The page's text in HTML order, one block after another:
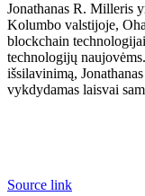
Jonathanas R. Milleris
Kolumbo valstijoje,
blockchain
technologijų
išsilavinimą,
vykdydamas laisvai
Source link